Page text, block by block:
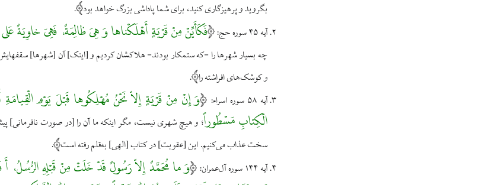
بگرويد و پرهيزگارى كنيد، براى شما پاداشى بزرگ خواهد بود .
آیه ۴۵ سوره حج:
فَكَأَيِّنْ مِنْ قَرْيَةٍ أَهْلَكْناها وَ هِىَ ظالِمَةٌ، فَهِىَ خاوِيَةٌ
چه بسيار شهرها را -كه ستمكار بودند- هلاكشان كرديم و [اينک] آن [شهرها]
و كوشک‌هاى افراشته را .
آيه ۵۸ سوره اسراء:
وَ إِنْ مِنْ قَرْيَةٍ إِلاّ نَحْنُ مُهْلِكُوها قَبْلَ يَوْمِ
الْكِتابِ مَسْطُوراً؛ و هيچ شهرى نيست، مگر اينكه ما آن را [در صورت نافرمانى]
سخت عذاب مى‌كنيم. اين [عقوبت‌] در كتاب [الهى‌] به‌قلم رفته است .
آيه ۱۴۴ سوره آل‌عمران:
وَ ما مُحَمَّدٌ إِلاّ رَسُولٌ قَدْ خَلَتْ مِنْ قَبْلِهِ الرُّسُلُ، أَ